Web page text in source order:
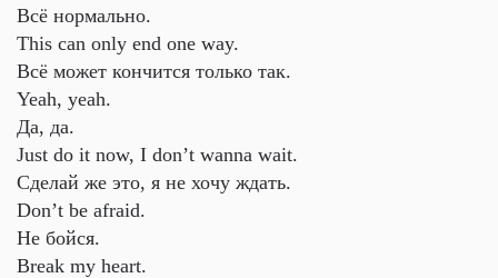
Всё нормально.
This can only end one way.
Всё может кончится только так.
Yeah, yeah.
Да, да.
Just do it now, I don’t wanna wait.
Сделай же это, я не хочу ждать.
Don’t be afraid.
Не бойся.
Break my heart.